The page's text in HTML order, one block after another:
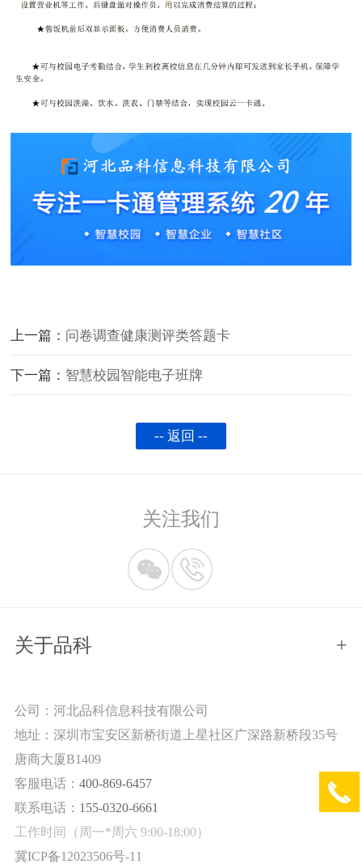
上一篇： 问卷调查健康测评类答题卡
下一篇： 智慧校园智能电子班牌
-- 返回 --
关注我们
+
关于品科
公司：河北品科信息科技有限公司
地址：深圳市宝安区新桥街道上星社区广深路新桥段35号
唐商大厦B1409
客服电话： 400-869-6457
联系电话： 155-0320-6661
工作时间（周一*周六 9:00-18:00）
冀ICP备12023506号-11